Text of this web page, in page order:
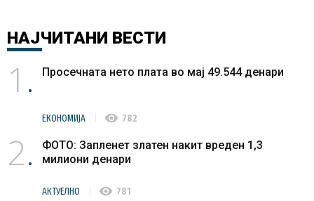
НАЈЧИТАНИ ВЕСТИ
1 Просечната нето плата во мај 49.544 денари
ЕКОНОМИЈА visibility 782
2
ФОТО: Запленет златен накит вреден 1,3
милиони денари
АКТУЕЛНО visibility 781